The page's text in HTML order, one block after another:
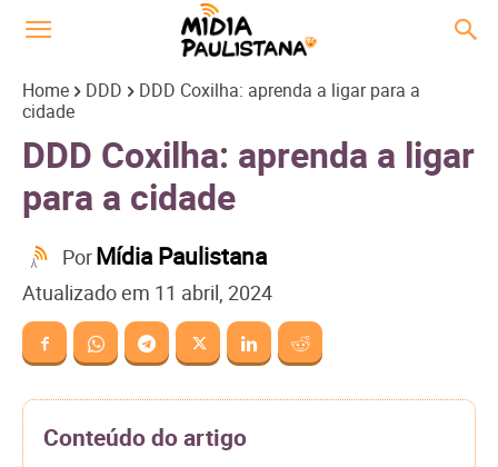
Home DDD
DDD Coxilha: aprenda a ligar para a
cidade
DDD Coxilha: aprenda a ligar
para a cidade
PorMídia Paulistana
Atualizado em 11 abril, 2024
Conteúdo do artigo